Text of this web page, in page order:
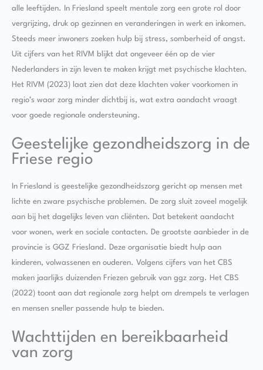
alle leeftijden. In Friesland speelt mentale zorg een grote rol door
vergrijzing, druk op gezinnen en veranderingen in werk en inkomen.
Steeds meer inwoners zoeken hulp bij stress, somberheid of angst.
Uit cijfers van het RIVM blijkt dat ongeveer één op de vier
Nederlanders in zijn leven te maken krijgt met psychische klachten.
Het RIVM (2023) laat zien dat deze klachten vaker voorkomen in
regio’s waar zorg minder dichtbij is, wat extra aandacht vraagt
voor goede regionale ondersteuning.
Geestelijke gezondheidszorg in de
Friese regio
In Friesland is geestelijke gezondheidszorg gericht op mensen met
lichte en zware psychische problemen. De zorg sluit zoveel mogelijk
aan bij het dagelijks leven van cliënten. Dat betekent aandacht
voor wonen, werk en sociale contacten. De grootste aanbieder in de
provincie is GGZ Friesland. Deze organisatie biedt hulp aan
kinderen, volwassenen en ouderen. Volgens cijfers van het CBS
maken jaarlijks duizenden Friezen gebruik van ggz zorg. Het CBS
(2022) toont aan dat regionale zorg helpt om drempels te verlagen
en mensen sneller passende hulp te bieden.
Wachttijden en bereikbaarheid
van zorg